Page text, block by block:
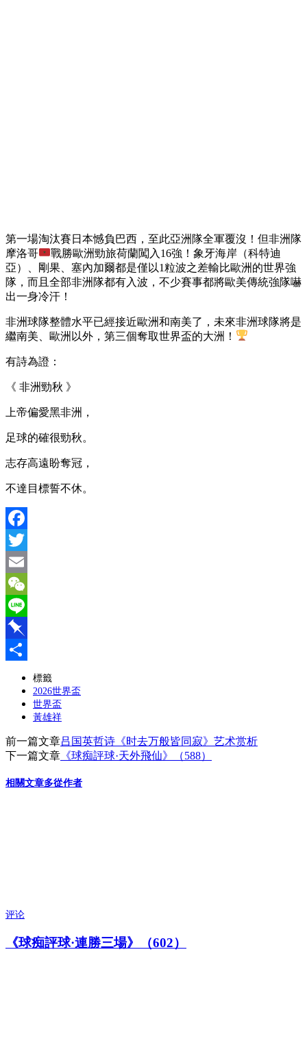
​第一場淘汰賽日本憾負巴西，至此亞洲隊全軍覆沒！但非洲隊
摩洛哥
戰勝歐洲勁旅荷蘭闖入16強！象牙海岸（科特迪
亞）、剛果、塞內加爾都是僅以1粒波之差輸比歐洲的世界強
隊，而且全部非洲隊都有入波，不少賽事都將歐美傳統強隊嚇
出一身冷汗！
非洲球隊整體水平已經接近歐洲和南美了，未來非洲球隊將是
繼南美、歐洲以外，第三個奪取世界盃的大洲！
有詩為證：
《 非洲勁秋 》
上帝偏愛黑非洲，
足球的確很勁秋。
志存高遠盼奪冠，
不達目標誓不休。
Facebook
Twitter
Email
WeChat
Line
Pinboard
標籤
2026世界盃
世界盃
黃雄祥
前一篇文章吕国英哲诗《时去万般皆同寂》艺术赏析
下一篇文章 《球痴評球·天外飛仙》（588）
相關文章多從作者
评论
《球痴評球·連勝三場》（602）